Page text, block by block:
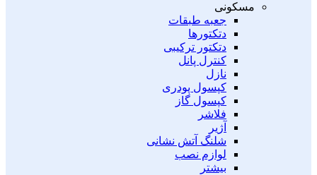
مسکونی
جعبه طبقات
دتکتورها
دتکتور ترکیبی
کنترل پانل
نازل
کپسول پودری
کپسول گاز
فلاشر
آژیر
شلنگ آتش نشانی
لوازم نصب
بیشتر